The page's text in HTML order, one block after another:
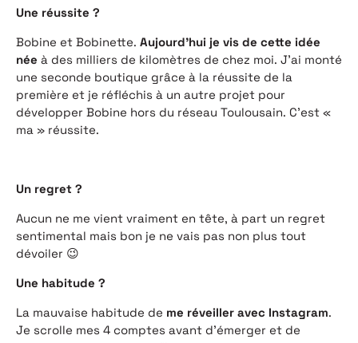
Une réussite ?
Bobine et Bobinette. Aujourd’hui je vis de cette idée
née à des milliers de kilomètres de chez moi. J’ai monté
une seconde boutique grâce à la réussite de la
première et je réfléchis à un autre projet pour
développer Bobine hors du réseau Toulousain. C’est «
ma » réussite.
Un regret ?
Aucun ne me vient vraiment en tête, à part un regret
sentimental mais bon je ne vais pas non plus tout
dévoiler 😉
Une habitude ?
La mauvaise habitude de me réveiller avec Instagram.
Je scrolle mes 4 comptes avant d’émerger et de